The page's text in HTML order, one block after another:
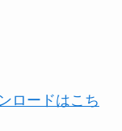
ロードはこち